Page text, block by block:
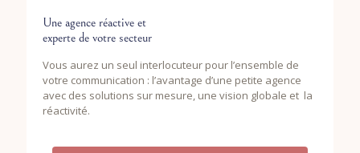
Une agence réactive et
experte de votre secteur
Vous aurez un seul interlocuteur pour l’ensemble de
votre communication : l’avantage d’une petite agence
avec des solutions sur mesure, une vision globale et la
réactivité.